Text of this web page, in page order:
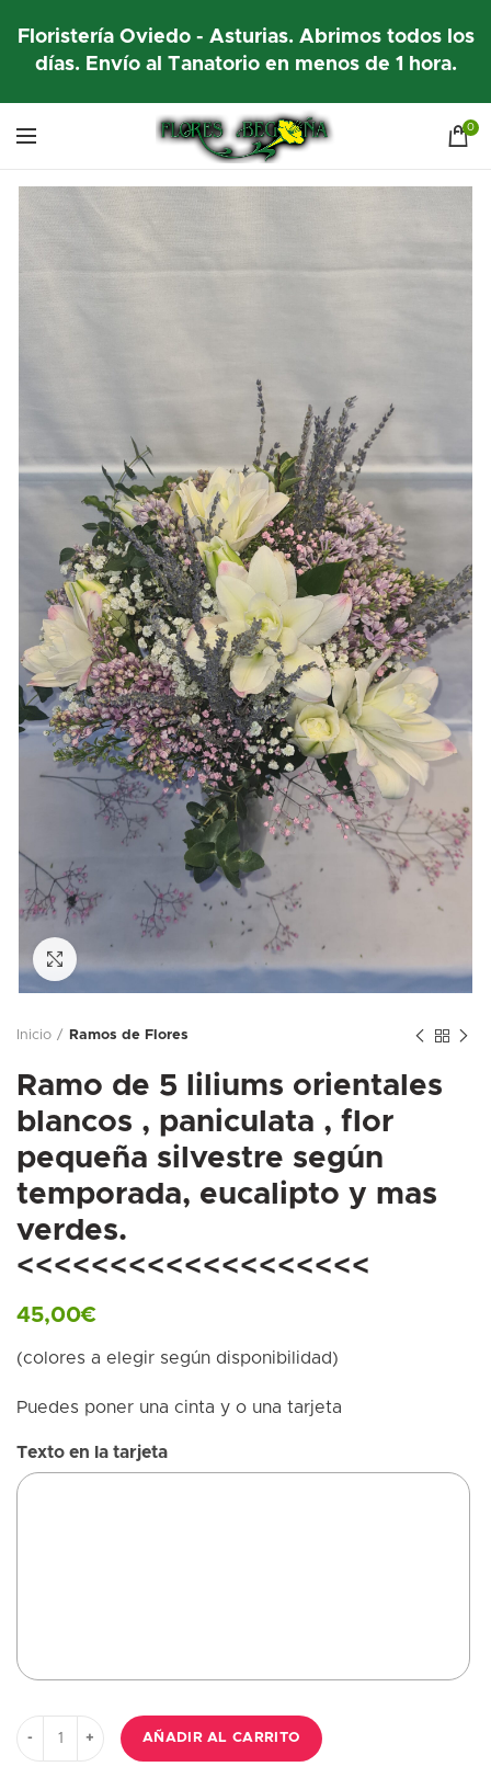
Floristería Oviedo - Asturias. Abrimos todos los
días. Envío al Tanatorio en menos de 1 hora.
0
Inicio Ramos de Flores
Ramo de 5 liliums orientales
blancos , paniculata , flor
pequeña silvestre según
temporada, eucalipto y mas
verdes.
<<<<<<<<<<<<<<<<<<<
45,00€
(colores a elegir según disponibilidad)
Puedes poner una cinta y o una tarjeta
Texto en la tarjeta
Ramo de 5 liliums orientales blancos , paniculata , flor pequeña
AÑADIR AL CARRITO